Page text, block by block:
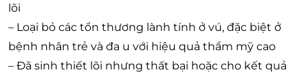
lõi
– Loại bỏ các tổn thương lành tính ở vú, đặc biệt ở
bệnh nhân trẻ và đa u với hiệu quả thẩm mỹ cao
– Đã sinh thiết lõi nhưng thất bại hoặc cho kết quả